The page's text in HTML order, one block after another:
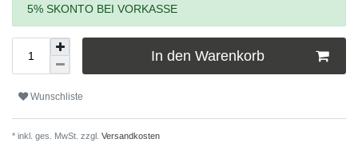
5% SKONTO BEI VORKASSE
In den Warenkorb
Wunschliste
* inkl. ges. MwSt. zzgl. Versandkosten